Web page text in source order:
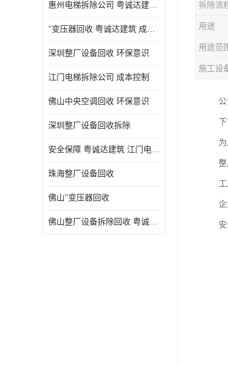
惠州电梯拆除公司 粤诚达建筑 安全保障
"变压器回收 粤诚达建筑 成本控制
深圳整厂设备回收 环保意识
江门电梯拆除公司 成本控制
佛山中央空调回收 环保意识
深圳整厂设备回收拆除
安全保障 粤诚达建筑 江门电梯拆除公司
珠海整厂设备回收
佛山"变压器回收
佛山整厂设备拆除回收 粤诚达建筑 环保意识
拆除流
用途
用途范
施工设